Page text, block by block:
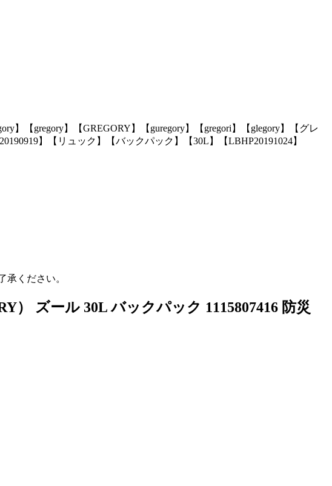
】【gregory】【GREGORY】【guregory】【gregori】【glegory】【グレ
】【リュック】【バックパック】【30L】【LBHP20191024】
ください。
） ズール 30L バックパック 1115807416 防災